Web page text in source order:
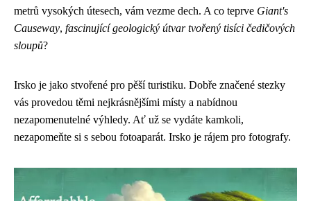
metrů vysokých útesech, vám vezme dech. A co teprve Giant's
Causeway, fascinující geologický útvar tvořený tisíci čedičových
sloupů?
Irsko je jako stvořené pro pěší turistiku. Dobře značené stezky
vás provedou těmi nejkrásnějšími místy a nabídnou
nezapomenutelné výhledy. Ať už se vydáte kamkoli,
nezapomeňte si s sebou fotoaparát. Irsko je rájem pro fotografy.